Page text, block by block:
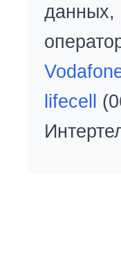
данных,
lifecell